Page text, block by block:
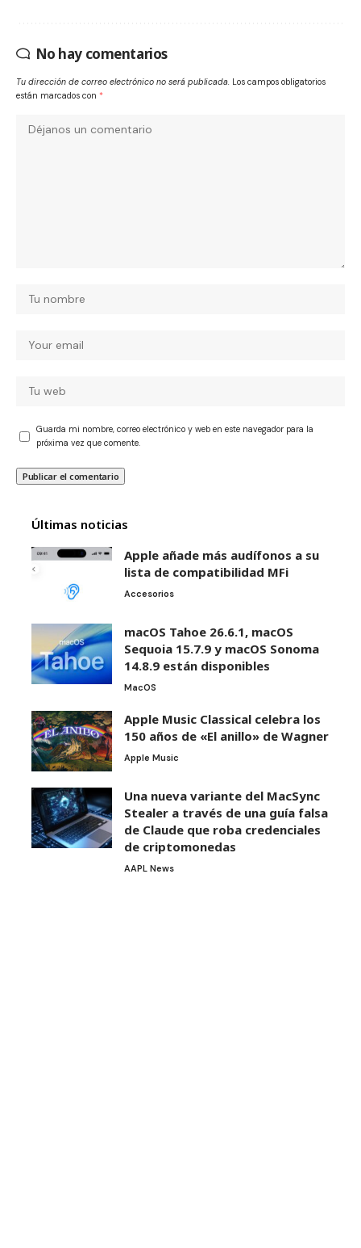
No hay comentarios
Tu dirección de correo electrónico no será publicada. Los campos obligatorios
están marcados con *
Guarda mi nombre, correo electrónico y web en este navegador para la
próxima vez que comente.
Últimas noticias
Apple añade más audífonos a su
lista de compatibilidad MFi
Accesorios
macOS Tahoe 26.6.1, macOS
Sequoia 15.7.9 y macOS Sonoma
14.8.9 están disponibles
MacOS
Apple Music Classical celebra los
150 años de «El anillo» de Wagner
Apple Music
Una nueva variante del MacSync
Stealer a través de una guía falsa
de Claude que roba credenciales
de criptomonedas
AAPL News